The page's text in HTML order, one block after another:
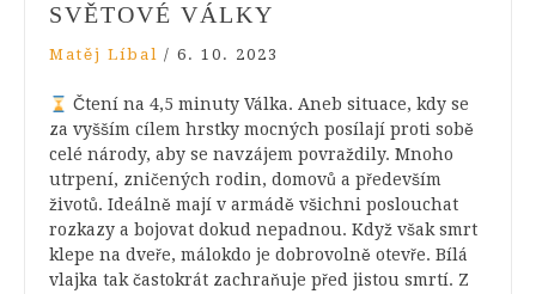
SVĚTOVÉ VÁLKY
Matěj Líbal / 6. 10. 2023
Čtení na 4,5 minuty Válka. Aneb situace, kdy se
za vyšším cílem hrstky mocných posílají proti sobě
celé národy, aby se navzájem povraždily. Mnoho
utrpení, zničených rodin, domovů a především
životů. Ideálně mají v armádě všichni poslouchat
rozkazy a bojovat dokud nepadnou. Když však smrt
klepe na dveře, málokdo je dobrovolně otevře. Bílá
vlajka tak častokrát zachraňuje před jistou smrtí. Z